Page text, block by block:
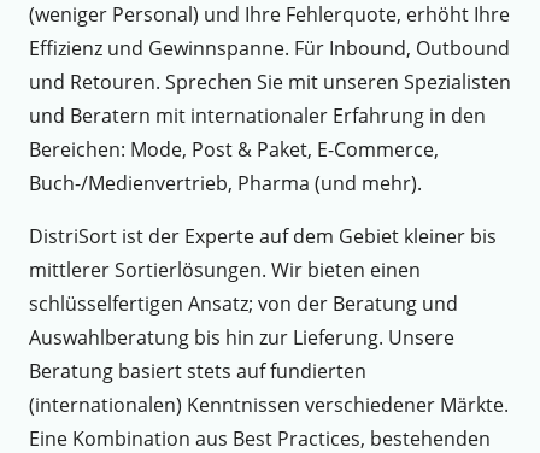
(weniger Personal) und Ihre Fehlerquote, erhöht Ihre
Effizienz und Gewinnspanne. Für Inbound, Outbound
und Retouren. Sprechen Sie mit unseren Spezialisten
und Beratern mit internationaler Erfahrung in den
Bereichen: Mode, Post & Paket, E-Commerce,
Buch-/Medienvertrieb, Pharma (und mehr).
DistriSort ist der Experte auf dem Gebiet kleiner bis
mittlerer Sortierlösungen. Wir bieten einen
schlüsselfertigen Ansatz; von der Beratung und
Auswahlberatung bis hin zur Lieferung. Unsere
Beratung basiert stets auf fundierten
(internationalen) Kenntnissen verschiedener Märkte.
Eine Kombination aus Best Practices, bestehenden